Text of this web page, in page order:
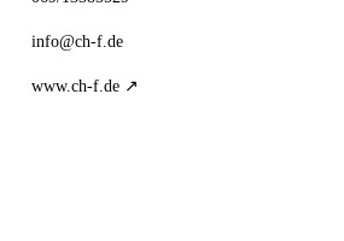
info@ch-f.de
www.ch-f.de ↗